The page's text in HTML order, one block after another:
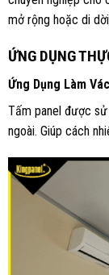
mở rộng hoặc di
ỨNG DỤNG
Ứng Dụng Làm
Tấm panel được
ngoài. Giúp cách